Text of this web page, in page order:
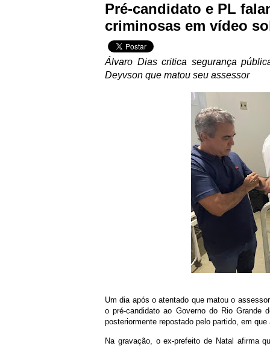
Pré-candidato e PL
criminosas em vídeo
Álvaro Dias critica segurança
Deyvson que matou seu assessor
Um dia após o atentado que matou o
o pré-candidato ao Governo do Rio
posteriormente repostado pelo partido, em
Na gravação, o ex-prefeito de Natal afirma